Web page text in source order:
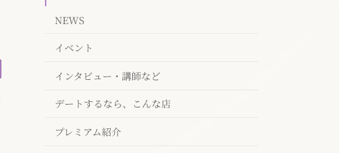
NEWS
イベント
インタビュー・講師など
デートするなら、こんな店
プレミアム紹介